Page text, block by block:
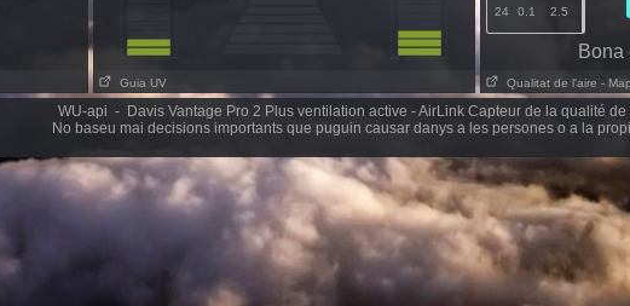
Guia UV
24
0.1 2.5
Bona
Qualitat de l'aire -
WU-api - Davis Vantage Pro 2 Plus ventilation active - AirLink Capteur de la qualité
No baseu mai decisions importants que puguin causar danys a les persones o a la